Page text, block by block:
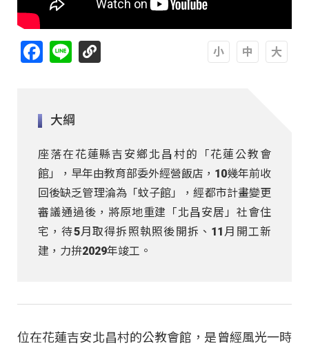
Facebook
Line
大綱
座落在花蓮縣吉安鄉北昌村的「花蓮公教會
館」，早年由教育部委外經營飯店，10幾年前收
回後缺乏管理淪為「蚊子館」，經都市計畫變更
審議通過後，將原地重建「北昌安居」社會住
宅，待5月取得拆照執照後開拆、11月開工新
建，力拚2029年竣工。
位在花蓮吉安北昌村的公教會館，是曾經風光一時